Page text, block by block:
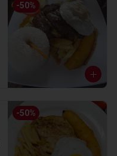
-50%
-50%